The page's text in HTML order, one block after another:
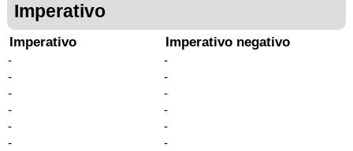
Imperativo
Imperativo
-
-
-
-
-
-
Imperativo negativo
-
-
-
-
-
-